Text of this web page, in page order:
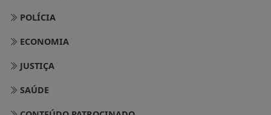
POLÍCIA
ECONOMIA
JUSTIÇA
SAÚDE